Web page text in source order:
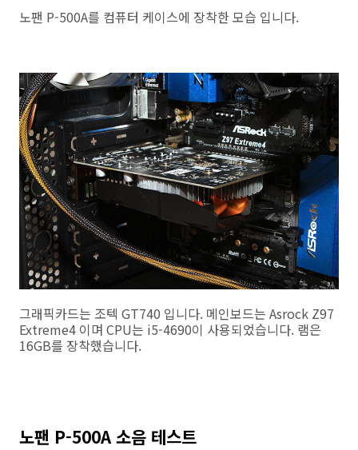
노팬 P-500A를 컴퓨터 케이스에 장착한 모습 입니다.
그래픽카드는 조텍 GT740 입니다. 메인보드는 Asrock Z97
Extreme4 이며 CPU는 i5-4690이 사용되었습니다. 램은
16GB를 장착했습니다.
노팬 P-500A 소음 테스트